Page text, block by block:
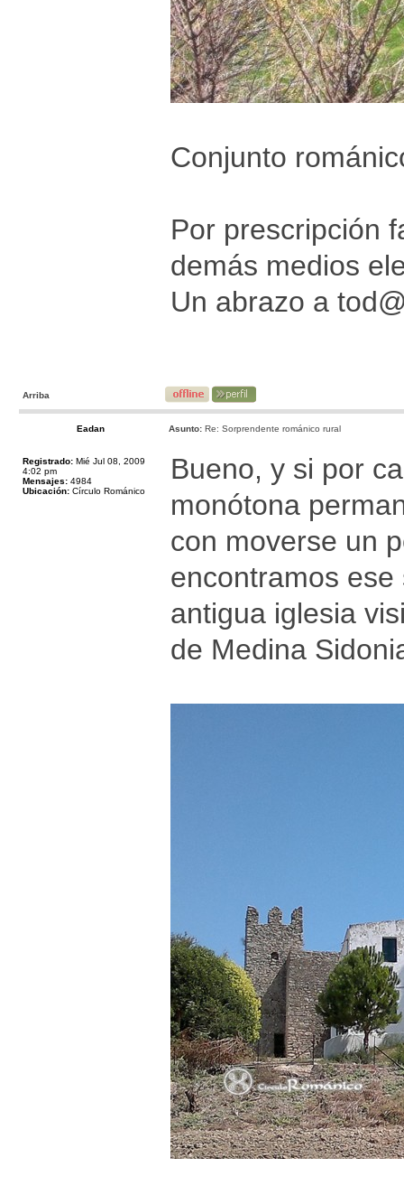
Conjunto
Por prescripción
demás medios
Un abrazo a
Arriba
Eadan Asunto: Re: Sorprendente románico rural
Registrado: Mié Jul 08, 2009
4:02 pm
Mensajes: 4984
Ubicación: Círculo Románico
Bueno, y si por
monótona
con moverse un
encontramos
antigua iglesia
de Medina